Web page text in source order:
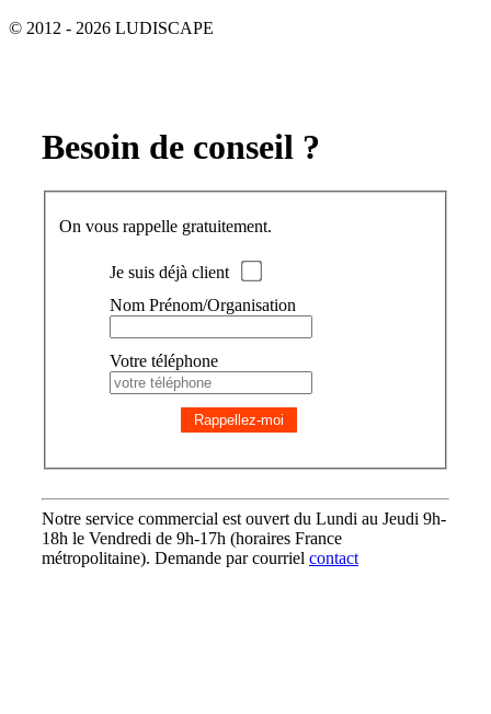
© 2012 - 2026 LUDISCAPE
Besoin de conseil ?
On vous rappelle gratuitement.
Je suis déjà client
Nom Prénom/Organisation
Votre téléphone
Notre service commercial est ouvert du Lundi au Jeudi 9h-
18h le Vendredi de 9h-17h (horaires France
métropolitaine). Demande par courriel contact